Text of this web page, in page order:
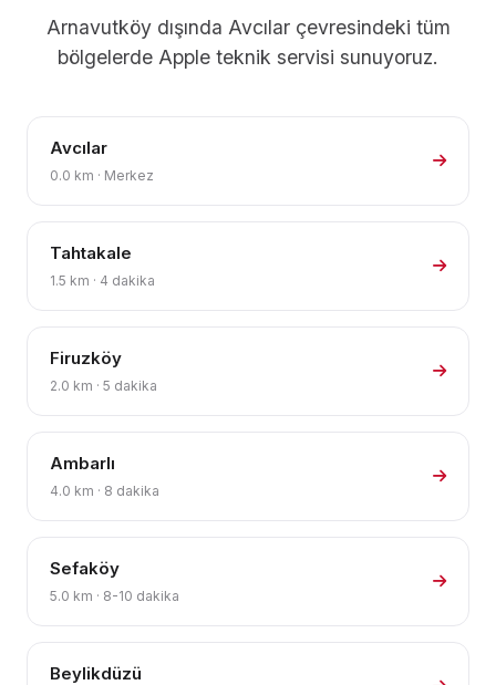
Arnavutköy dışında Avcılar çevresindeki tüm
bölgelerde Apple teknik servisi sunuyoruz.
Avcılar
0.0 km · Merkez
Tahtakale
1.5 km · 4 dakika
Firuzköy
2.0 km · 5 dakika
Ambarlı
4.0 km · 8 dakika
Sefaköy
5.0 km · 8-10 dakika
Beylikdüzü